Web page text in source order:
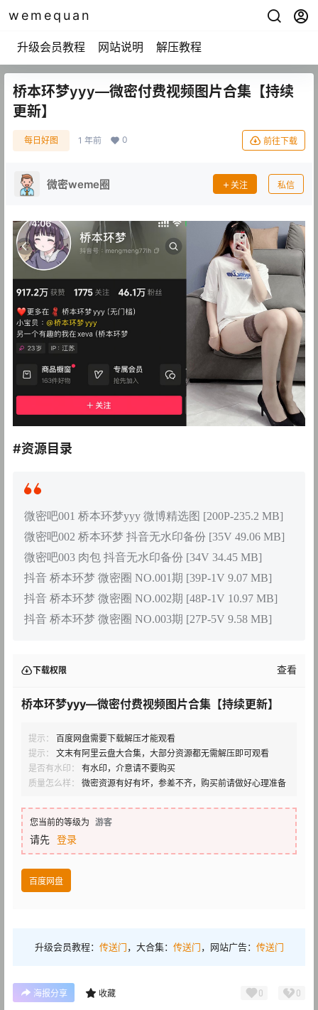
wemequan
升级会员教程 网站说明 解压教程
桥本环梦yyy—微密付费视频图片合集【持续
更新】
每日好图 1 年前 0 前往下载
微密weme圈 关注 私信
#资源目录
微密吧001 桥本环梦yyy 微博精选图 [200P-235.2 MB]
微密吧002 桥本环梦 抖音无水印备份 [35V 49.06 MB]
微密吧003 肉包 抖音无水印备份 [34V 34.45 MB]
抖音 桥本环梦 微密圈 NO.001期 [39P-1V 9.07 MB]
抖音 桥本环梦 微密圈 NO.002期 [48P-1V 10.97 MB]
抖音 桥本环梦 微密圈 NO.003期 [27P-5V 9.58 MB]
下载权限 查看
桥本环梦yyy—微密付费视频图片合集【持续更新】
提示：
百度网盘需要下载解压才能观看
提示：
文末有阿里云盘大合集，大部分资源都无需解压即可观看
是否有水印：
有水印，介意请不要购买
质量怎么样：
微密资源有好有坏，参差不齐，购买前请做好心理准备
您当前的等级为 游客
请先 登录
百度网盘
升级会员教程： 传送门，大合集： 传送门，网站广告： 传送门
海报分享 收藏 0 0